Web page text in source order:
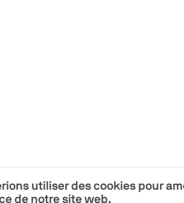
utiliser des cookies pour
de notre site web.